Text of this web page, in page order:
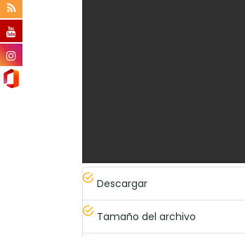
Descargar
Tamaño del archivo